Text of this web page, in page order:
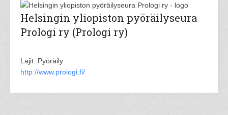
Helsingin yliopiston pyöräilyseura
Prologi ry (Prologi ry)
Lajit: Pyöräily
http://www.prologi.fi/